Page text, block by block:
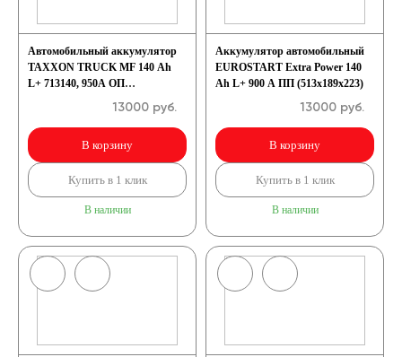
Автомобильный аккумулятор
TAXXON TRUCK MF 140 Ah
L+ 713140, 950А ОП
13000руб.
В корзину
Купить в 1 клик
В наличии
Аккумулятор автомобильный
EUROSTART Extra Power 140
Ah L+ 900 A ПП (513x189x223)
13000руб.
В корзину
Купить в 1 клик
В наличии